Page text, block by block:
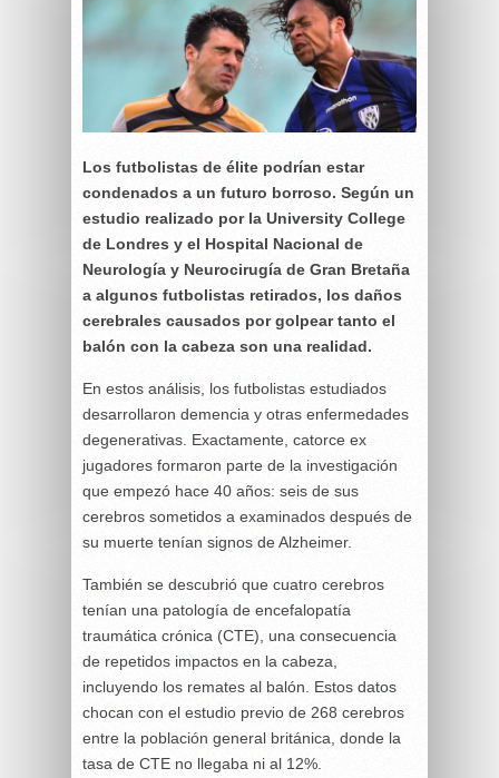
Los futbolistas de élite podrían estar
condenados a un futuro borroso. Según un
estudio realizado por la University College
de Londres y el Hospital Nacional de
Neurología y Neurocirugía de Gran Bretaña
a algunos futbolistas retirados, los daños
cerebrales causados por golpear tanto el
balón con la cabeza son una realidad.
En estos análisis, los futbolistas estudiados
desarrollaron demencia y otras enfermedades
degenerativas. Exactamente, catorce ex
jugadores formaron parte de la investigación
que empezó hace 40 años: seis de sus
cerebros sometidos a examinados después de
su muerte tenían signos de Alzheimer.
También se descubrió que cuatro cerebros
tenían una patología de encefalopatía
traumática crónica (CTE), una consecuencia
de repetidos impactos en la cabeza,
incluyendo los remates al balón. Estos datos
chocan con el estudio previo de 268 cerebros
entre la población general británica, donde la
tasa de CTE no llegaba ni al 12%.